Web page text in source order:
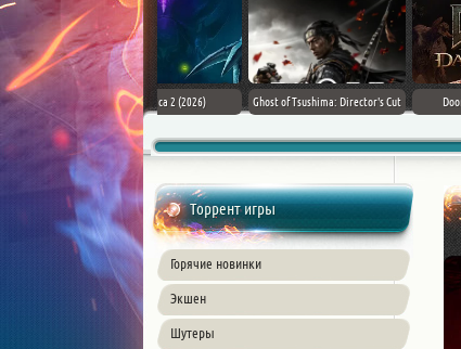
Assassin's Creed Black Flag
Resynced (2026) PC
SnowRunner - Premium Edition [v
Forza Horizon 6 (2026)
Торрент игры
Горячие новинки
Экшен
Шутеры